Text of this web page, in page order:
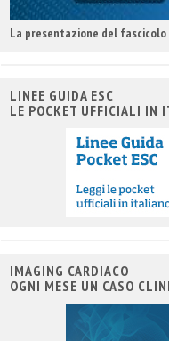
La presentazione del fascicolo
LINEE GUIDA ESC
LE POCKET UFFICIALI IN
IMAGING CARDIACO
OGNI MESE UN CASO